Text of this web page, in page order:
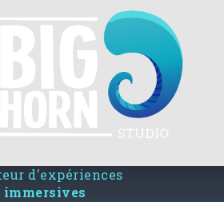
d'expériences
immersives